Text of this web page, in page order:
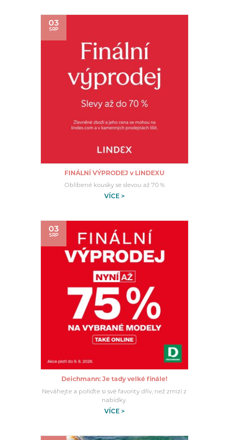
03
SRP
FINÁLNÍ VÝPRODEJ v LINDEXU
Oblíbené kousky se slevou až 70 %
VÍCE >
03
SRP
Deichmann: Je tady velké finále!
Neváhejte a pořiďte si své favority dřív, než zmizí z
nabídky.
VÍCE >